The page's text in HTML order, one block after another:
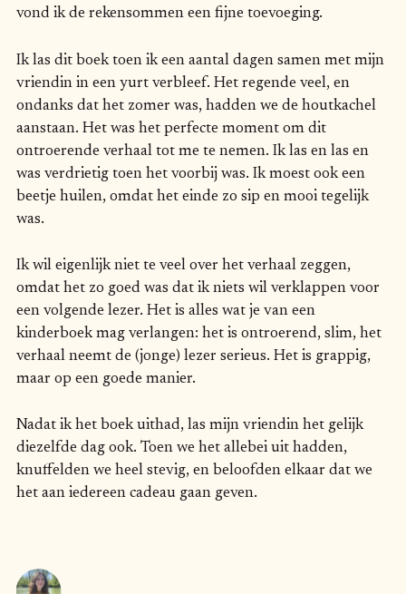
vond ik de rekensommen een fijne toevoeging.
Ik las dit boek toen ik een aantal dagen samen met mijn
vriendin in een yurt verbleef. Het regende veel, en
ondanks dat het zomer was, hadden we de houtkachel
aanstaan. Het was het perfecte moment om dit
ontroerende verhaal tot me te nemen. Ik las en las en
was verdrietig toen het voorbij was. Ik moest ook een
beetje huilen, omdat het einde zo sip en mooi tegelijk
was.
Ik wil eigenlijk niet te veel over het verhaal zeggen,
omdat het zo goed was dat ik niets wil verklappen voor
een volgende lezer. Het is alles wat je van een
kinderboek mag verlangen: het is ontroerend, slim, het
verhaal neemt de (jonge) lezer serieus. Het is grappig,
maar op een goede manier.
Nadat ik het boek uithad, las mijn vriendin het gelijk
diezelfde dag ook. Toen we het allebei uit hadden,
knuffelden we heel stevig, en beloofden elkaar dat we
het aan iedereen cadeau gaan geven.